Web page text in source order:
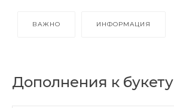
ВАЖНО ИНФОРМАЦИЯ
Дополнения к букету